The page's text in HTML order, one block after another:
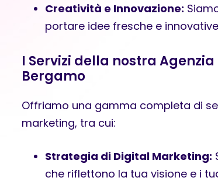
Creatività e Innovazione:
portare idee fresche e
I Servizi della nostra
Bergamo
Offriamo una gamma completa di
marketing, tra cui:
Strategia di Digital Marketing:
che riflettono la tua visione e i